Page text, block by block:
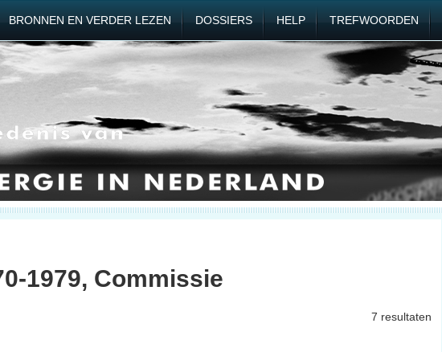
BRONNEN EN VERDER LEZEN DOSSIERS HELP TREFWOORDEN
1979, Commissie
7 resultaten